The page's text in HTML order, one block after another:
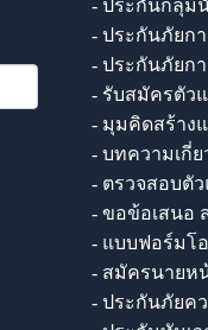
- ประกันกลุ่ม
- ประกันภัยก
- ประกันภัยกา
- รับสมัครตัว
- มุมคิดสร้าง
- บทความเกี่
- ตรวจสอบตั
- ขอข้อเสนอ
- แบบฟอร์มโ
- สมัครนายห
- ประกันภัยค